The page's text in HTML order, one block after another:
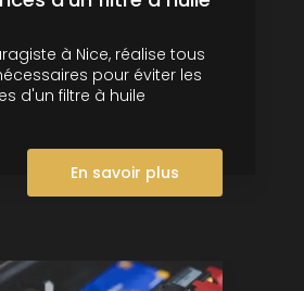
à Nice, réalise tous
pour éviter les
d'un filtre à huile
En savoir plus